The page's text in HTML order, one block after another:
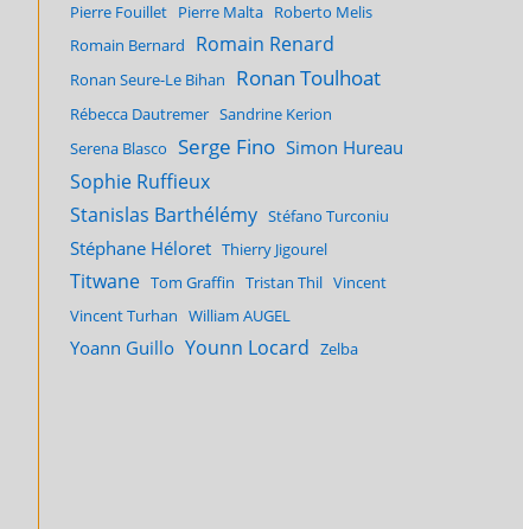
Pierre Fouillet Pierre Malta Roberto Melis
Romain Bernard
Romain Renard
Ronan Seure-Le Bihan Ronan Toulhoat
Rébecca Dautremer Sandrine Kerion
Serena Blasco Serge Fino Simon Hureau
Sophie Ruffieux
Stanislas Barthélémy Stéfano Turconiu
Stéphane Héloret Thierry Jigourel
Titwane Tom Graffin Tristan Thil Vincent
Vincent Turhan William AUGEL
Yoann Guillo Younn Locard Zelba